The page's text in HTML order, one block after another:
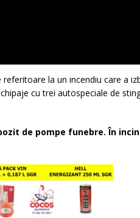
la un incendiu care a
cu trei autospeciale de
de pompe funebre. În